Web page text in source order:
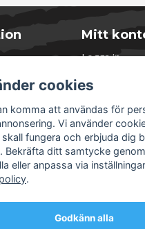
Mitt
Logga in
Glömt
cookies
komma att användas för
Vi använder
fungera och erbjuda dig
Bekräfta ditt samtycke
eller anpassa via
.
Godkänn alla